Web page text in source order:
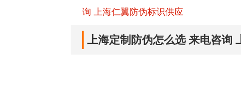
询 上海仁翼防伪标识供应
上海定制防伪怎么选 来电咨询